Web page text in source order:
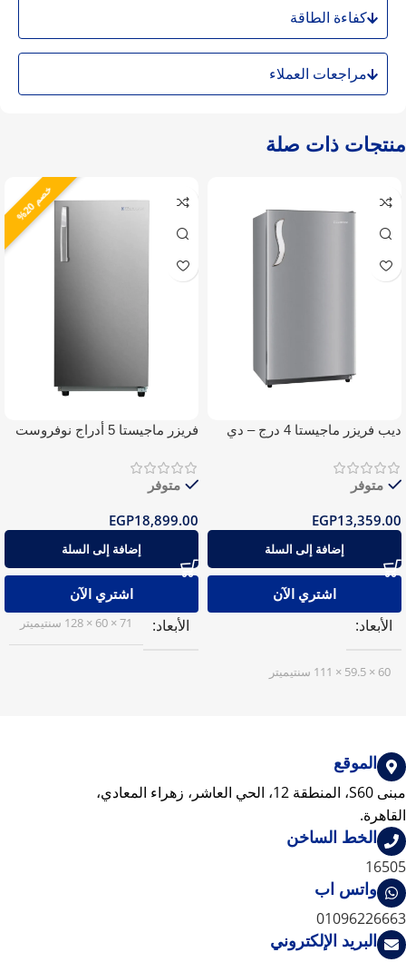
كفاءة الطاقة
مراجعات العملاء
منتجات ذات صلة
ديب فريزر ماجيستا 4 درج – دي
متوفر
EGP13,359.00
إضافة إلى السلة
اشتري الآن
الأبعاد
60 × 59.5 × 111 سنتيميتر
خ
ص
م
2
0%
فريزر ماجيستا 5 أدراج نوفروست
متوفر
EGP18,899.00
إضافة إلى السلة
اشتري الآن
الأبعاد 71 × 60 × 128 سنتيميتر
الموقع
مبنى S60، المنطقة 12، الحي العاشر، زهراء المعادي،
القاهرة.
الخط الساخن
16505
واتس اب
01096226663
البريد الإلكتروني